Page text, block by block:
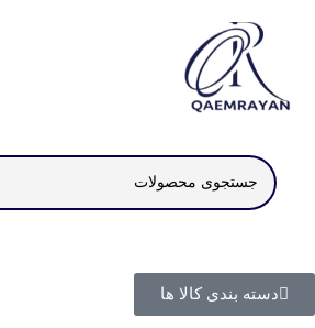
دسته بندی کالا ها